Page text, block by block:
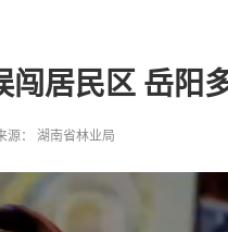
居民区 岳阳
源： 湖南省林业局